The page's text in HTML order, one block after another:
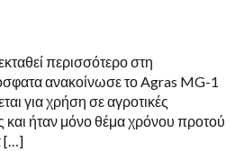
περισσότερο στη
ανακοίνωσε το Agras MG-1
για χρήση σε αγροτικές
και ήταν μόνο θέμα χρόνου προτού
[…]